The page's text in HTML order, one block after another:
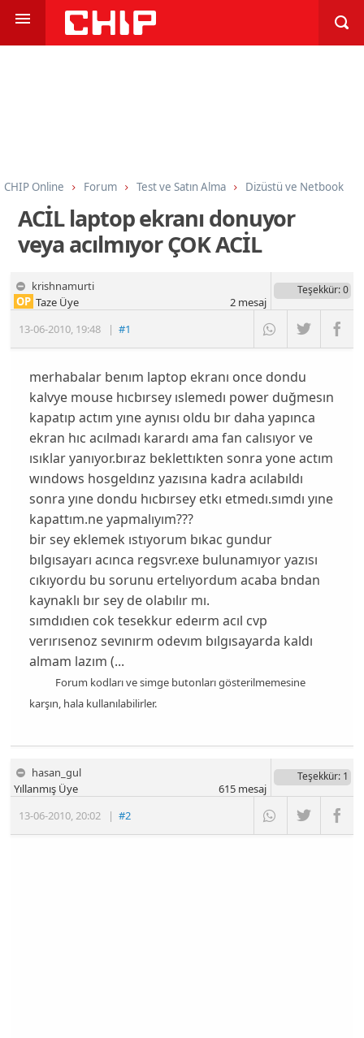
CHIP Online Forum Test ve Satın Alma Dizüstü ve Netbook
ACİL laptop ekranı donuyor
veya acılmıyor ÇOK ACİL
krishnamurti
13-06-2010, 19:48 |#1
OP Taze Üye
Teşekkür: 0
2mesaj
merhabalar benım laptop ekranı once dondu
kalvye mouse hıcbırsey ıslemedı power duğmesın
kapatıp actım yıne aynısı oldu bır daha yapınca
ekran hıc acılmadı karardı ama fan calısıyor ve
ısıklar yanıyor.bıraz beklettıkten sonra yone actım
wındows hosgeldınz yazısına kadra acılabıldı
sonra yıne dondu hıcbırsey etkı etmedı.sımdı yıne
kapattım.ne yapmalıyım???
bir sey eklemek ıstıyorum bıkac gundur
bılgısayarı acınca regsvr.exe bulunamıyor yazısı
cıkıyordu bu sorunu ertelıyordum acaba bndan
kaynaklı bır sey de olabılır mı.
sımdıdıen cok tesekkur edeırm acıl cvp
verırısenoz sevınırm odevım bılgısayarda kaldı
almam lazım (...
Forum kodları ve simge butonları gösterilmemesine
karşın, hala kullanılabilirler.
hasan_gul
13-06-2010,20:02 |#2
Yıllanmış Üye
Teşekkür: 1
615mesaj